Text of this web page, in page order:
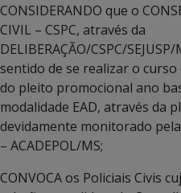
CONSIDERANDO que o
CIVIL – CSPC, através da
DELIBERAÇÃO/CSPC/
sentido de se realizar o
do pleito promocional ano
modalidade EAD, através da
devidamente monitorado pela
– ACADEPOL/MS;
CONVOCA os Policiais Civis